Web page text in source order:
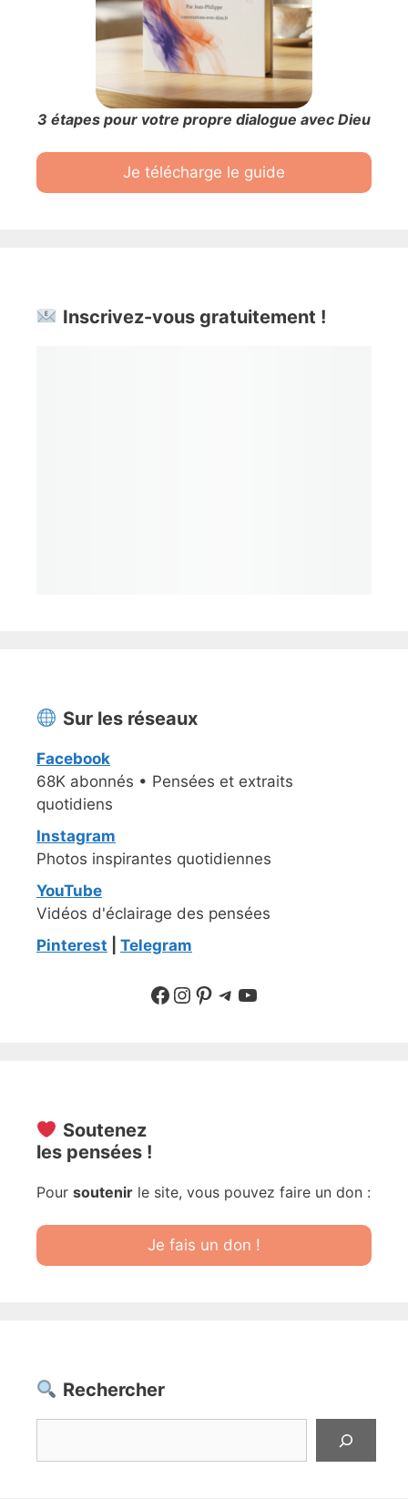
3 étapes pour votre propre dialogue avec Dieu
Je télécharge le guide
Inscrivez-vous gratuitement !
Sur les réseaux
Facebook
68K abonnés • Pensées et extraits
quotidiens
Instagram
Photos inspirantes quotidiennes
YouTube
Vidéos d'éclairage des pensées
Pinterest
Telegram
Suivre sur Facebook
Suivre sur Instagram
Pinterest
Sur Telegram
YouTube
Soutenez
les pensées !
Pour soutenir le site, vous pouvez faire un don :
Je fais un don !
Rechercher